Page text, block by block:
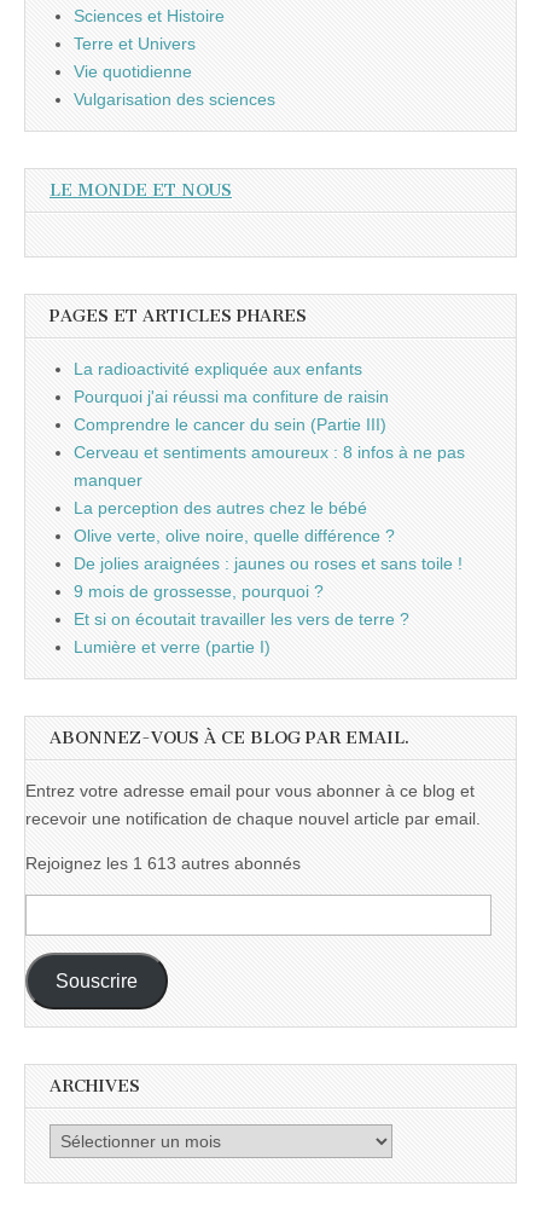
Sciences et Histoire
Terre et Univers
Vie quotidienne
Vulgarisation des sciences
LE MONDE ET NOUS
PAGES ET ARTICLES PHARES
La radioactivité expliquée aux enfants
Pourquoi j'ai réussi ma confiture de raisin
Comprendre le cancer du sein (Partie III)
Cerveau et sentiments amoureux : 8 infos à ne pas
manquer
La perception des autres chez le bébé
Olive verte, olive noire, quelle différence ?
De jolies araignées : jaunes ou roses et sans toile !
9 mois de grossesse, pourquoi ?
Et si on écoutait travailler les vers de terre ?
Lumière et verre (partie I)
ABONNEZ-VOUS À CE BLOG PAR EMAIL.
Entrez votre adresse email pour vous abonner à ce blog et
recevoir une notification de chaque nouvel article par email.
Rejoignez les 1 613 autres abonnés
e-
mail :
Souscrire
ARCHIVES
Archives